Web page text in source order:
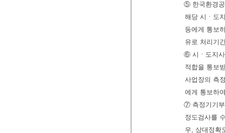
⑤ 한국환경공
해당 시ㆍ도
등에게 통보
유로 처리기
⑥ 시ㆍ도지사
적합을 통보
사업장의 측
에게 통보하
⑦ 측정기기
정도검사를
우, 상대정확